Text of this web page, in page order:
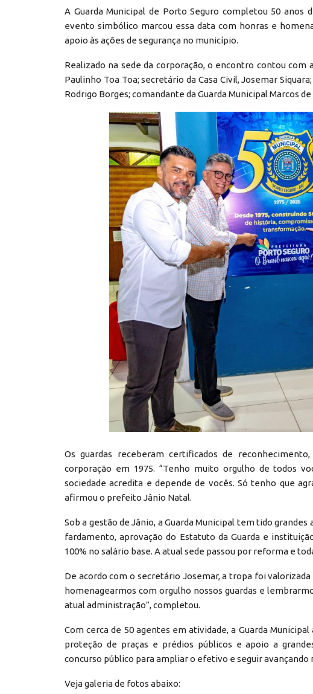
A Guarda Municipal de Porto Seguro completou 50
evento simbólico marcou essa data com honras e
apoio às ações de segurança no município.
Realizado na sede da corporação, o encontro contou
Paulinho Toa Toa; secretário da Casa Civil, Josemar
Rodrigo Borges; comandante da Guarda Municipal Marcos
Os guardas receberam certificados de
corporação em 1975. “Tenho muito orgulho de todos
sociedade acredita e depende de vocês. Só tenho que
afirmou o prefeito Jânio Natal.
Sob a gestão de Jânio, a Guarda Municipal tem tido
fardamento, aprovação do Estatuto da Guarda e
100% no salário base. A atual sede passou por reforma e
De acordo com o secretário Josemar, a tropa foi
homenagearmos com orgulho nossos guardas e
atual administração”, completou.
Com cerca de 50 agentes em atividade, a Guarda
proteção de praças e prédios públicos e apoio a
concurso público para ampliar o efetivo e seguir avançando
Veja galeria de fotos abaixo: